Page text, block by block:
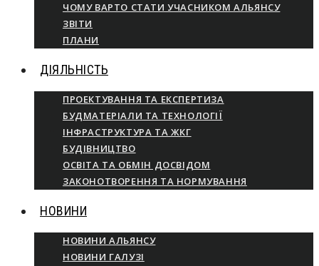
ЧОМУ ВАРТО СТАТИ УЧАСНИКОМ АЛЬЯНСУ
ЗВІТИ
ПЛАНИ
ДІЯЛЬНІСТЬ
ПРОЕКТУВАННЯ ТА ЕКСПЕРТИЗА
БУДМАТЕРІАЛИ ТА ТЕХНОЛОГІЇ
ІНФРАСТРУКТУРА ТА ЖКГ
БУДІВНИЦТВО
ОСВІТА ТА ОБМІН ДОСВІДОМ
ЗАКОНОТВОРЕННЯ ТА НОРМУВАННЯ
НОВИНИ
НОВИНИ АЛЬЯНСУ
НОВИНИ ГАЛУЗІ